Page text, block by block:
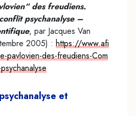
des freudiens.
psychanalyse –
, par Jacques Van
2005) : https://www.afi
pavlovien-des-freudiens-Com
et